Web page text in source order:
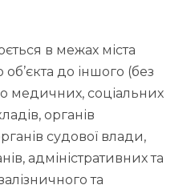
в межах міста
до іншого (без
медичних, соціальних
органів
судової влади,
адміністративних та
та